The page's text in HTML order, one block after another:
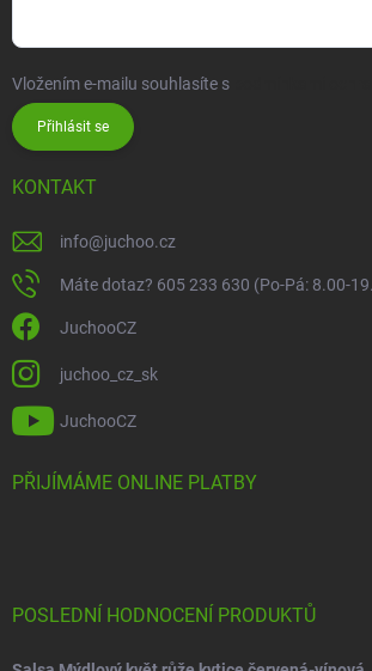
Vložením e-mailu souhlasíte s
Přihlásit se
KONTAKT
info@juchoo.cz
Máte dotaz? 605 233 630 (Po-Pá: 8.00-
JuchooCZ
juchoo_cz_sk
JuchooCZ
PŘIJÍMÁME ONLINE PLATBY
POSLEDNÍ HODNOCENÍ PRODUKTŮ